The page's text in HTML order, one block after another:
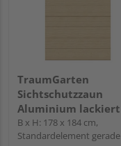
TraumGarten
Sichtschutzzaun
Aluminium lackiert
Lärche "SYSTEM ALU
XL"
B x H: 178 x 184 cm,
Standardelement gerade